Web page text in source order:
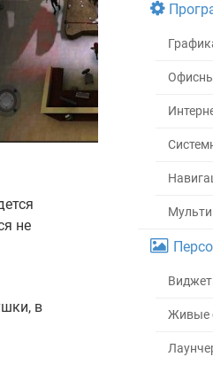
не
в
Живые